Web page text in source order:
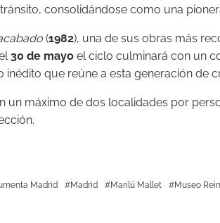
consolidándose como una
(1982), una de sus obras más
30 de mayo el ciclo culminará con un
inédito que reúne a esta generación de
un máximo de dos localidades por
Madrid Madrid Marilú Mallet Museo